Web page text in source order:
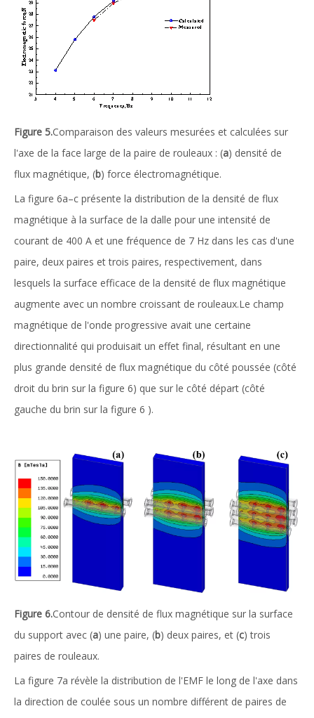
Figure 5.Comparaison des valeurs mesurées et calculées sur
l'axe de la face large de la paire de rouleaux : (a) densité de
flux magnétique, (b) force électromagnétique.
La figure 6a–c présente la distribution de la densité de flux
magnétique à la surface de la dalle pour une intensité de
courant de 400 A et une fréquence de 7 Hz dans les cas d'une
paire, deux paires et trois paires, respectivement, dans
lesquels la surface efficace de la densité de flux magnétique
augmente avec un nombre croissant de rouleaux.Le champ
magnétique de l'onde progressive avait une certaine
directionnalité qui produisait un effet final, résultant en une
plus grande densité de flux magnétique du côté poussée (côté
droit du brin sur la figure 6) que sur le côté départ (côté
gauche du brin sur la figure 6 ).
Figure 6.Contour de densité de flux magnétique sur la surface
du support avec (a) une paire, (b) deux paires, et (c) trois
paires de rouleaux.
La figure 7a révèle la distribution de l'EMF le long de l'axe dans
la direction de coulée sous un nombre différent de paires de